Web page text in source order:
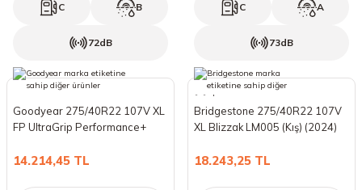
C B
72dB
Goodyear 275/40R22 107V XL
FP UltraGrip Performance+
14.214,45 TL
C A
73dB
Bridgestone 275/40R22 107V
XL Blizzak LM005 (Kış) (2024)
18.243,25 TL